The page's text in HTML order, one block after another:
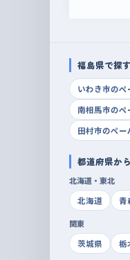
福島県で探す
いわき市の
南相馬市のペ
田村市のペ
都道府県か
北海道・東北
北海道
青
関東
茨城県
栃